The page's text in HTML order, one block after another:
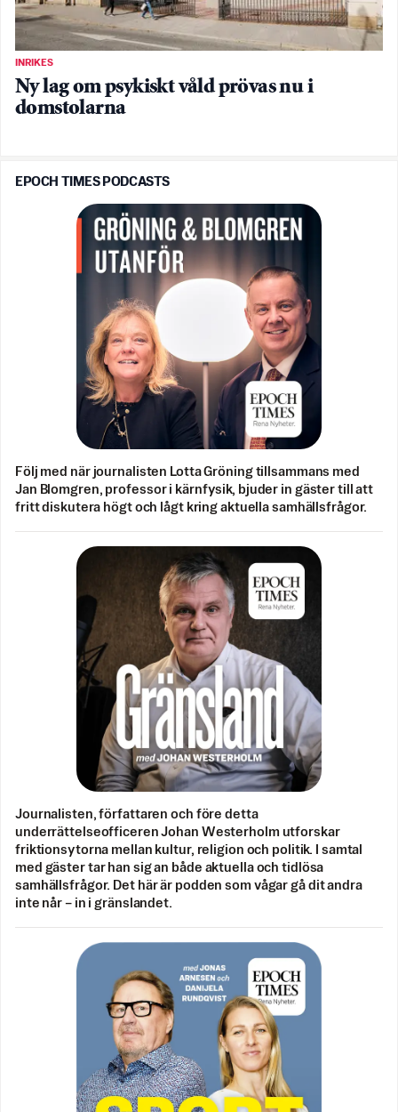
INRIKES
Ny lag om psykiskt våld prövas nu i
domstolarna
EPOCH TIMES PODCASTS
Följ med när journalisten Lotta Gröning tillsammans med
Jan Blomgren, professor i kärnfysik, bjuder in gäster till att
fritt diskutera högt och lågt kring aktuella samhällsfrågor.
Journalisten, författaren och före detta
underrättelseofficeren Johan Westerholm utforskar
friktionsytorna mellan kultur, religion och politik. I samtal
med gäster tar han sig an både aktuella och tidlösa
samhällsfrågor. Det här är podden som vågar gå dit andra
inte når – in i gränslandet.